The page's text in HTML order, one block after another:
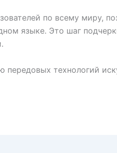
по всему миру,
языке. Это шаг
технологий